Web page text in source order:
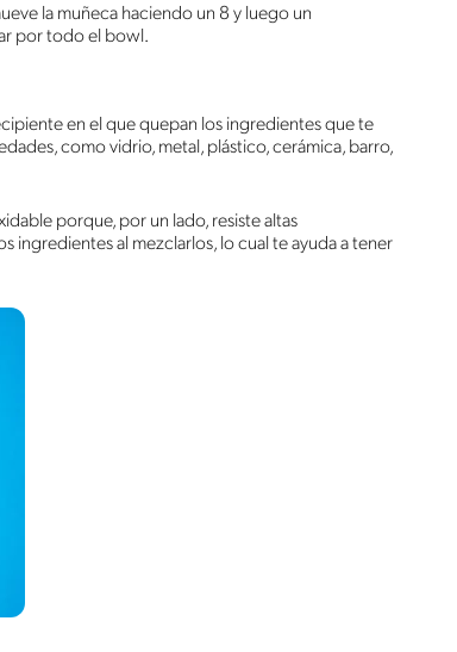
la muñeca haciendo un 8 y luego un
por todo el bowl.
en el que quepan los ingredientes que te
como vidrio, metal, plástico, cerámica, barro,
porque, por un lado, resiste altas
ingredientes al mezclarlos, lo cual te ayuda a tener